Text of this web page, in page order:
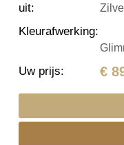
uit:
Kleurafwerking:
Uw prijs: €